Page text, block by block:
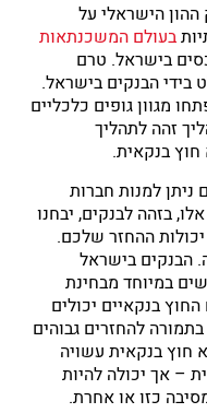
בשוק ההון הישראלי על
בעולם המשכנתאות
בישראל. טרם
בידי הבנקים בישראל.
מגוון גופים כלכליים
זהה לתהליך
בנקאית.
ניתן למנות חברות
בזהה לבנקים, יבחנו
ההחזר שלכם.
הבנקים בישראל
במיוחד מבחינת
בנקאיים יכולים
להחזרים גבוהים
חוץ בנקאית עשויה
– אך יכולה להיות
כזו או אחרת.